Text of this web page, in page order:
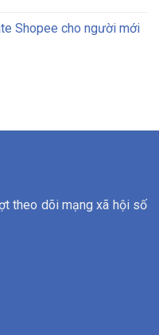
Shopee cho người mới
theo dõi mạng xã hội số